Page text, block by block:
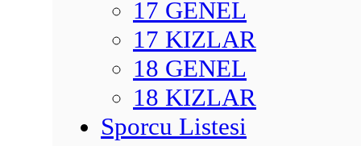
17 GENEL
17 KIZLAR
18 GENEL
18 KIZLAR
Sporcu Listesi